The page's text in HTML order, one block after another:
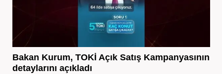
Bakan Kurum, TOKİ Açık Satış Kampanyasının
detaylarını açıkladı